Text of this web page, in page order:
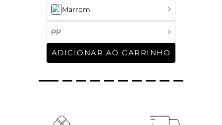
Marrom
PP
ADICIONAR AO CARRINHO